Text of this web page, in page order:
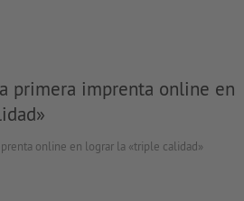
primera imprenta online en
online en lograr la «triple calidad»